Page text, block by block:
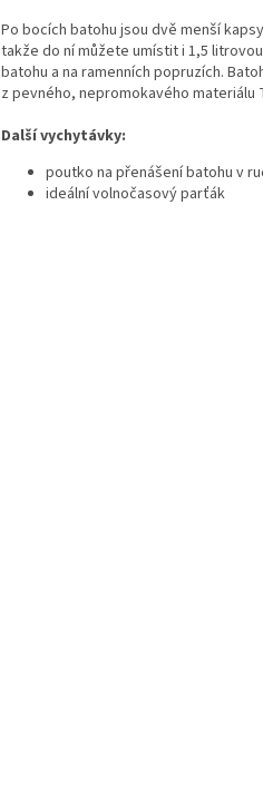
Po bocích batohu jsou dvě menší
takže do ní můžete umístit i 1,5
batohu a na ramenních popruzích.
z pevného, nepromokavého materiálu
Další vychytávky:
poutko na přenášení batohu v
ideální volnočasový parťák